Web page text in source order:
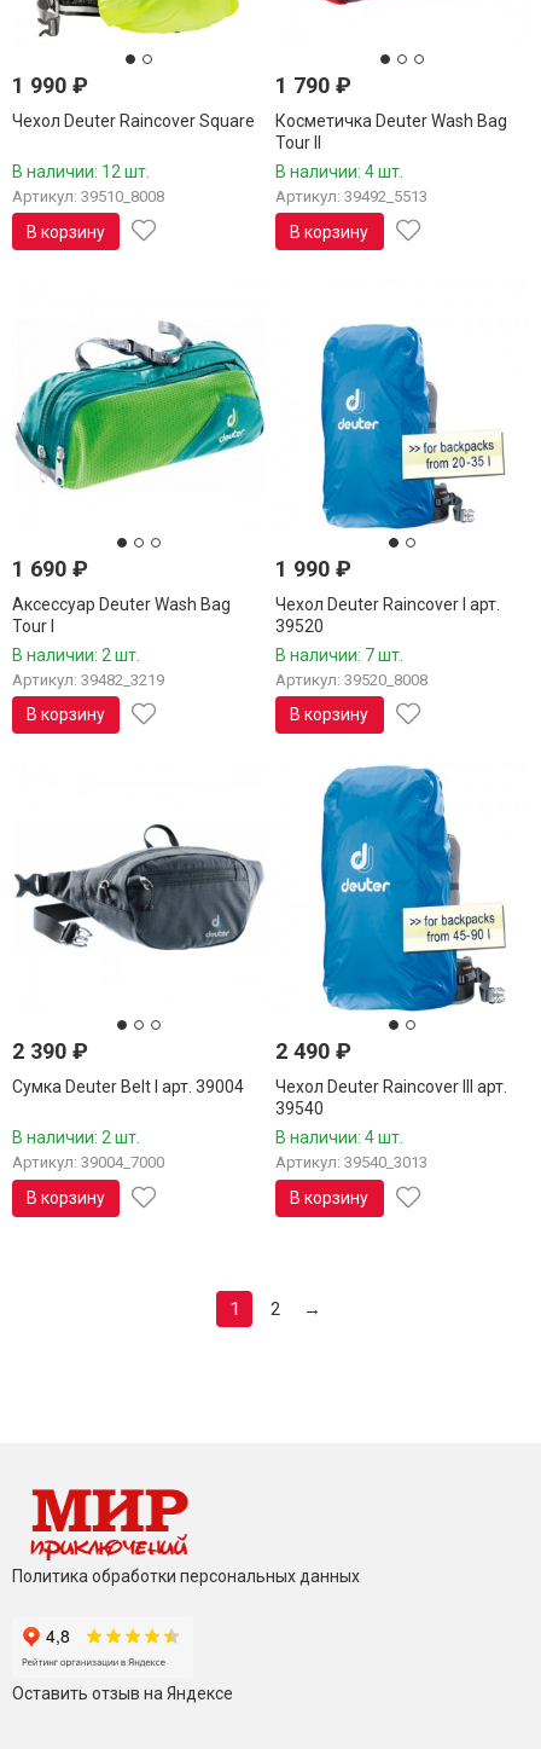
1 990 ₽
Чехол Deuter Raincover Square
В наличии: 12 шт.
Артикул: 39510_8008
В корзину
1 790₽
Косметичка Deuter Wash Bag
Tour II
В наличии: 4 шт.
Артикул: 39492_5513
В корзину
1 690 ₽
Аксессуар Deuter Wash Bag
Tour I
В наличии: 2 шт.
Артикул: 39482_3219
В корзину
1 990₽
Чехол Deuter Raincover I арт.
39520
В наличии: 7 шт.
Артикул: 39520_8008
В корзину
2 390 ₽
Сумка Deuter Belt I арт. 39004
В наличии: 2 шт.
Артикул: 39004_7000
В корзину
2 490₽
Чехол Deuter Raincover III арт.
39540
В наличии: 4 шт.
Артикул: 39540_3013
В корзину
1 2 →
Политика обработки персональных данных
Оставить отзыв на Яндексе